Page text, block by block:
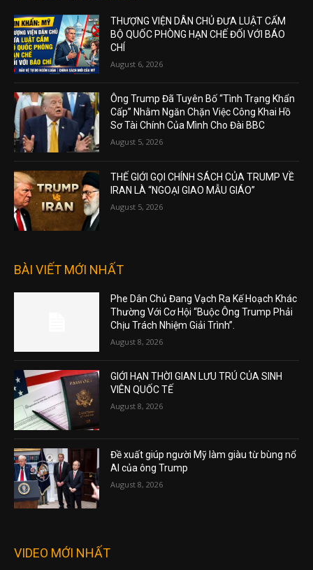
THƯỢNG VIỆN DÂN CHỦ ĐƯA LUẬT CẤM
BỘ QUỐC PHÒNG HẠN CHẾ ĐỐI VỚI BÁO
CHÍ
August 6, 2026
Ông Trump Đã Tuyên Bố “Tình Trạng Khẩn
Cấp” Nhằm Ngăn Chặn Việc Công Khai Hồ
Sơ Tài Chính Của Mình Cho Đài BBC
August 5, 2026
THẾ GIỚI GỌI CHÍNH SÁCH CỦA TRUMP VỀ
IRAN LÀ “NGOẠI GIAO MẪU GIÁO”
August 5, 2026
BÀI VIẾT MỚI NHẤT
Phe Dân Chủ Đang Vạch Ra Kế Hoạch Khác
Thường Với Cơ Hội “Buộc Ông Trump Phải
Chịu Trách Nhiệm Giải Trình”.
August 8, 2026
GIỚI HẠN THỜI GIAN LƯU TRÚ CỦA SINH
VIÊN QUỐC TẾ
August 8, 2026
Đề xuất giúp người Mỹ làm giàu từ bùng nổ
AI của ông Trump
August 8, 2026
VIDEO MỚI NHẤT